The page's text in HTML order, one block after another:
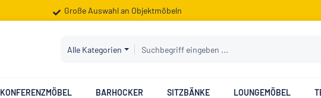
Große Auswahl an Objektmöbeln
Alle Kategorien
KONFERENZMÖBEL BARHOCKER SITZBÄNKE LOUNGEMÖBEL